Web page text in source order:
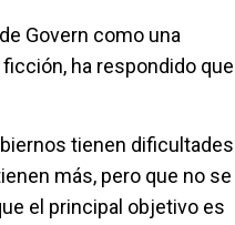
Govern como una
ha respondido que
tienen dificultades
más, pero que no se
el principal objetivo es